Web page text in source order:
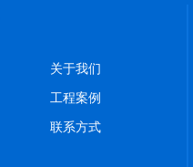
关于我们
工程案例
联系方式